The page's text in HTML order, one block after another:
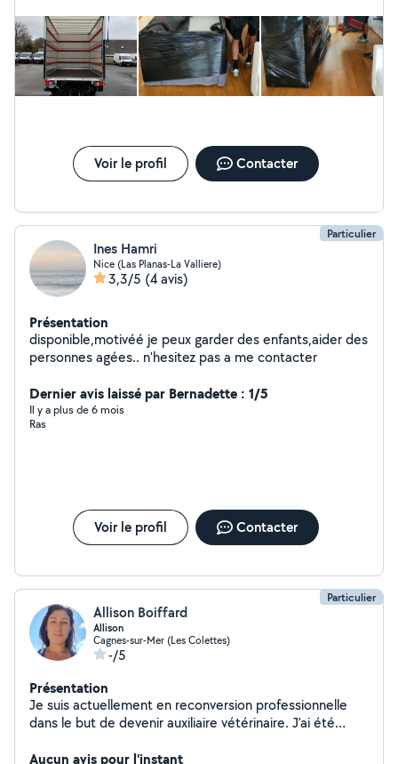
Voir le profil Contacter
Particulier
Ines Hamri
Nice (Las Planas-La Valliere)
3,3/5 (4 avis)
Présentation
disponible,motivéé je peux garder des enfants,aider des
personnes agées.. n'hesitez pas a me contacter
Dernier avis laissé par Bernadette : 1/5
Il y a plus de 6 mois
Ras
Voir le profil Contacter
Particulier
Allison Boiffard
Allison
Cagnes-sur-Mer (Les Colettes)
-/5
Présentation
Je suis actuellement en reconversion professionnelle
dans le but de devenir auxiliaire vétérinaire. J'ai été
auprès de personnes poly handicapés. J'adore les
Aucun avis pour l'instant